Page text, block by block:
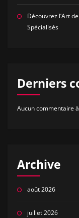
Découvrez l’Art
Spécialisés
Derniers
Aucun commentaire
Archive
août 2026
juillet 2026